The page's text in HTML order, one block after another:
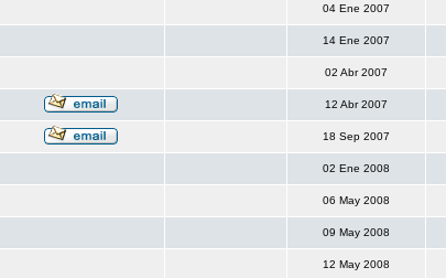
04 Ene 2007
14 Ene 2007
02 Abr 2007
12 Abr 2007
18 Sep 2007
02 Ene 2008
06 May 2008
09 May 2008
12 May 2008